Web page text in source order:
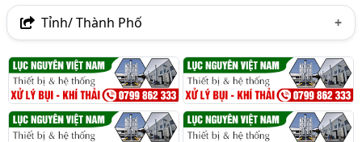
Ngành nghề
Ngành xem thêm
Vệ Sinh Công Nghiệp - Máy Móc Và Thiết Bị Vệ Sinh
Công Nghiệp (224)
Tỉnh/ Thành Phố
Hà Nội TP. Hồ Chí Minh (TPHCM)
Đồng Nai
Bình Dương
Tp. Đà Nẵng
An Giang
Ninh Bình